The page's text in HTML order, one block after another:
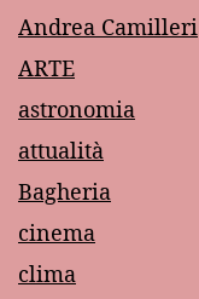
Andrea Camilleri
ARTE
astronomia
attualità
Bagheria
cinema
clima